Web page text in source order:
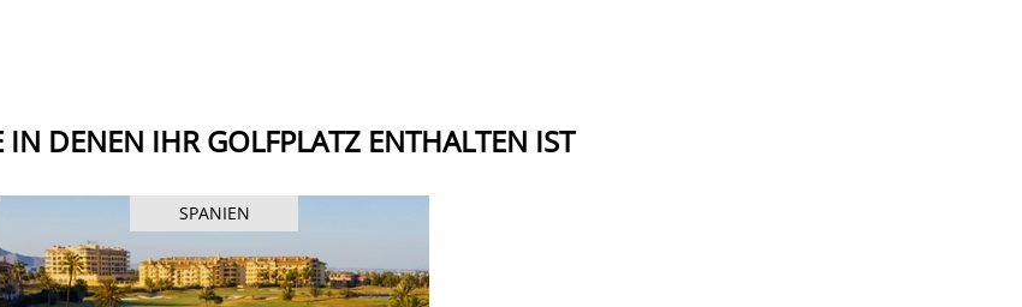
IN DENEN IHR GOLFPLATZ ENTHALTEN IST
SPANIEN